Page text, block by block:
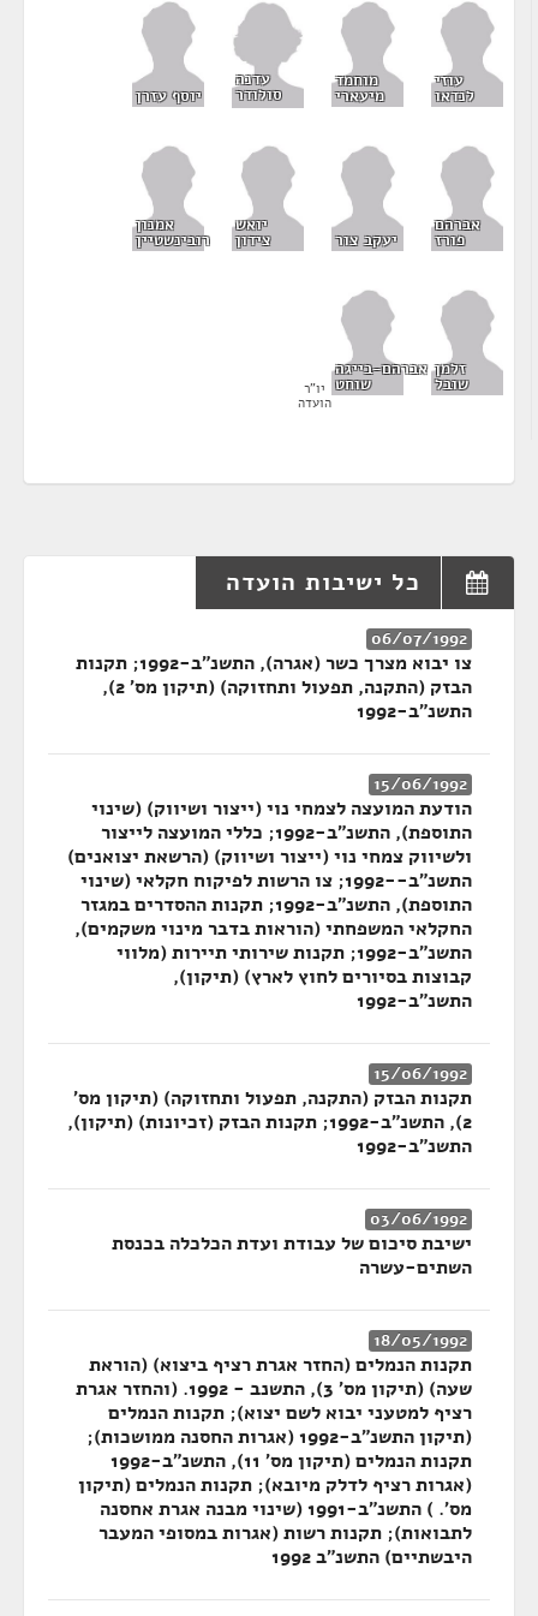
עוזי
לנדאו
מוחמד
מיעארי
עדנה
סולודר יוסף עזרן
אברהם
פורז יעקב צור
יואש
צידון
אמנון
רובינשטיין
זלמן
שובל
אברהם-בייגה
שוחט יו"ר
הועדה
כל ישיבות הועדה
06/07/1992
צו יבוא מצרך כשר (אגרה), התשנ"ב-1992; תקנות
הבזק (התקנה, תפעול ותחזוקה) (תיקון מס' 2),
התשנ"ב-1992
15/06/1992
הודעת המועצה לצמחי נוי (ייצור ושיווק) (שינוי
התוספת), התשנ"ב-1992; כללי המועצה לייצור
ולשיווק צמחי נוי (ייצור ושיווק) (הרשאת יצואנים)
התשנ"ב--1992; צו הרשות לפיקוח חקלאי (שינוי
התוספת), התשנ"ב-1992; תקנות ההסדרים במגזר
החקלאי המשפחתי (הוראות בדבר מינוי משקמים),
התשנ"ב-1992; תקנות שירותי תיירות (מלווי
קבוצות בסיורים לחוץ לארץ) (תיקון),
התשנ"ב-1992
15/06/1992
תקנות הבזק (התקנה, תפעול ותחזוקה) (תיקון מס'
2), התשנ"ב-1992; תקנות הבזק (זכיונות) (תיקון),
התשנ"ב-1992
03/06/1992
ישיבת סיכום של עבודת ועדת הכלכלה בכנסת
השתים-עשרה
18/05/1992
תקנות הנמלים (החזר אגרת רציף ביצוא) (הוראת
שעה) (תיקון מס' 3), התשנב - 1992. (והחזר אגרת
רציף למטעני יבוא לשם יצוא); תקנות הנמלים
(תיקון התשנ"ב-1992 (אגרות החסנה ממושכות);
תקנות הנמלים (תיקון מס' 11), התשנ"ב-1992
(אגרות רציף לדלק מיובא); תקנות הנמלים (תיקון
מס'. ) התשנ"ב-1991 (שינוי מבנה אגרת אחסנה
לתבואות); תקנות רשות (אגרות במסופי המעבר
היבשתיים) התשנ"ב 1992